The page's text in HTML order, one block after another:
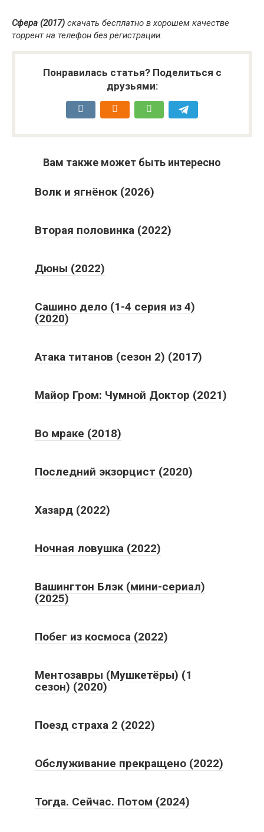
Сфера (2017) скачать бесплатно в хорошем качестве
торрент на телефон без регистрации.
Понравилась статья? Поделиться с
друзьями:
Вам также может быть интересно
Волк и ягнёнок (2026)
Вторая половинка (2022)
Дюны (2022)
Сашино дело (1-4 серия из 4)
(2020)
Атака титанов (сезон 2) (2017)
Майор Гром: Чумной Доктор (2021)
Во мраке (2018)
Последний экзорцист (2020)
Хазард (2022)
Ночная ловушка (2022)
Вашингтон Блэк (мини-сериал)
(2025)
Побег из космоса (2022)
Ментозавры (Мушкетёры) (1
сезон) (2020)
Поезд страха 2 (2022)
Обслуживание прекращено (2022)
Тогда. Сейчас. Потом (2024)